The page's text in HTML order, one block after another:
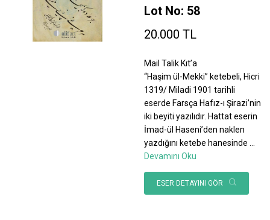
Lot No: 58
20.000 TL
Mail Talik Kıt’a
“Haşim ül-Mekki” ketebeli, Hicri
1319/ Miladi 1901 tarihli
eserde Farsça Hafız-ı Şirazi’nin
iki beyiti yazılıdır. Hattat eserin
İmad-ül Haseni’den naklen
yazdığını ketebe hanesinde
Devamını Oku
ESER DETAYINI GÖR